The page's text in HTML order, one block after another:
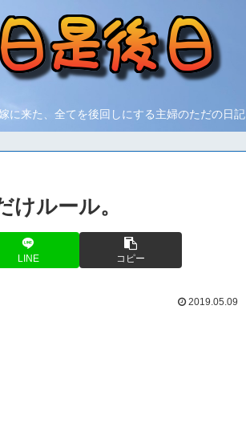
に来た、全てを後回しにする主婦のただの日記
ルール。
LINE コピー
2019.05.09